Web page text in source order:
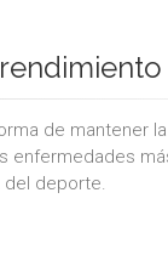
de mantener
enfermedades
del deporte.